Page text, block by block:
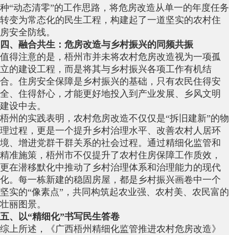
种“动态清零”的工作思路，将危房改造从单一的年度任务
转变为常态化的民生工程，构建起了一道坚实的农村住
房安全防线。
四、融合共生：危房改造与乡村振兴的同频共振
值得注意的是，梧州市并未将农村危房改造视为一项孤
立的建设工程，而是将其与乡村振兴各项工作有机结
合。住房安全保障是乡村振兴的基础，只有农民住得安
全、住得舒心，才能更好地投入到产业发展、乡风文明
建设中去。
梧州的实践表明，农村危房改造不仅仅是“拆旧建新”的物
理过程，更是一个提升乡村治理水平、改善农村人居环
境、增进党群干群关系的社会过程。通过精细化监管和
精准施策，梧州市不仅提升了农村住房保障工作质效，
更在潜移默化中推动了乡村治理体系和治理能力的现代
化。每一栋新建的稳固房屋，都是乡村振兴画卷中一个
坚实的“像素点”，共同构筑起农业强、农村美、农民富的
壮丽图景。
五、以“精细化”书写民生答卷
综上所述，《广西梧州精细化监管推进农村危房改造》